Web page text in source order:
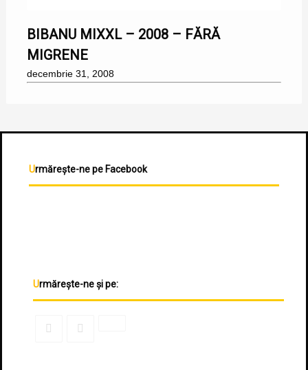
BIBANU MIXXL – 2008 – FĂRĂ
MIGRENE
decembrie 31, 2008
Urmărește-ne pe Facebook
Urmărește-ne și pe: